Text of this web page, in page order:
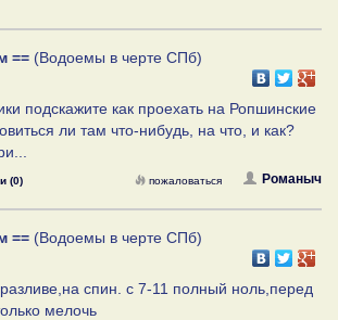
== (Водоемы в черте СПб)
подскажите как проехать на Ропшинские
ли там что-нибудь, на что, и как?
(0) Романыч
пожаловаться
== (Водоемы в черте СПб)
спин. с 7-11 полный ноль,перед
мелочь